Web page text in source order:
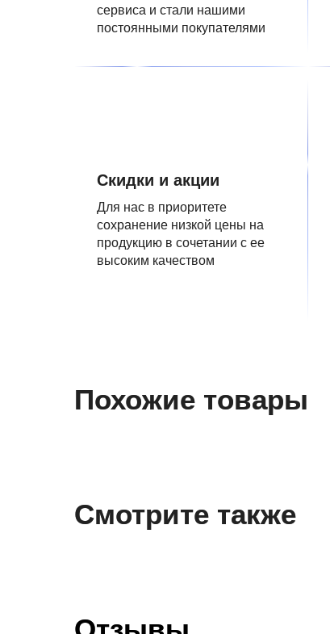
сервиса и стали нашими
постоянными покупателями
Скидки и акции
Для нас в приоритете
сохранение низкой цены на
продукцию в сочетании с ее
высоким качеством
Похожие товары
Смотрите также